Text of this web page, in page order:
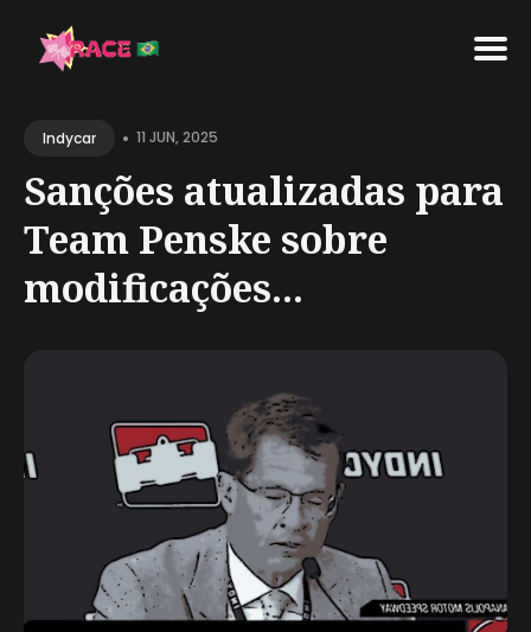
forIndycar • 11 JUN, 2025
Sanções atualizadas para
Team Penske sobre
modificações...